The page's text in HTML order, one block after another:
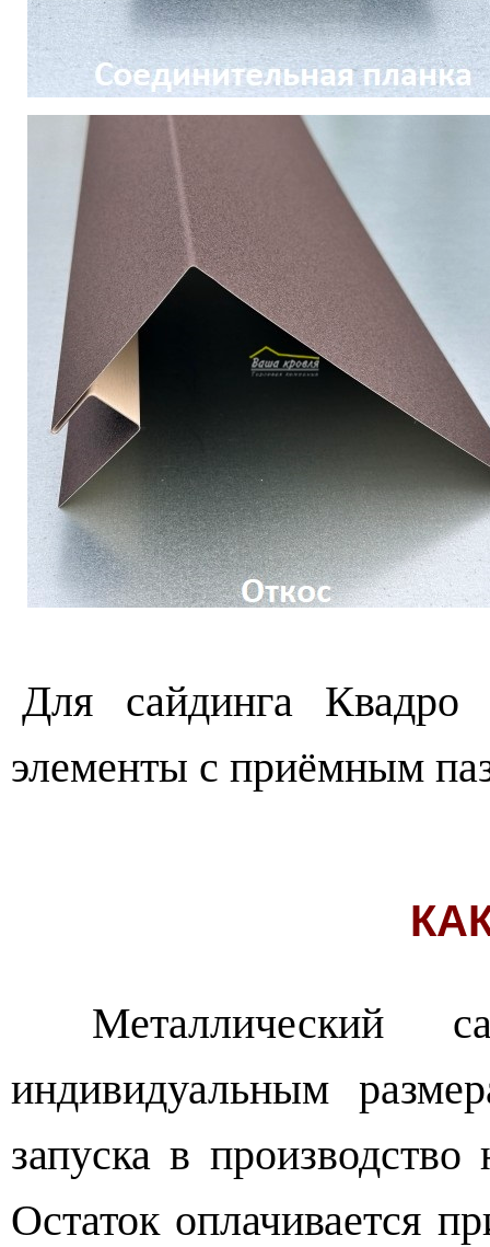
Для сайдинга Квадро
элементы с приёмным
Металлический
индивидуальным
запуска в
Остаток оплачивается